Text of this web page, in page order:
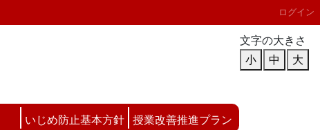
ログイン
文字の大きさ
小
中 大
いじめ防止基本方針 授業改善推進プラン